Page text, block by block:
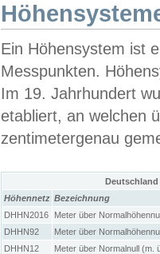
Ein Höhensystem ist
Messpunkten.
Im 19. Jahrhundert
etabliert, an welchen
zentimetergenau
Höhennetz Bezeichnung
DHHN2016
Meter über
DHHN92
Meter über
DHHN12
Meter über Normalnull (m.